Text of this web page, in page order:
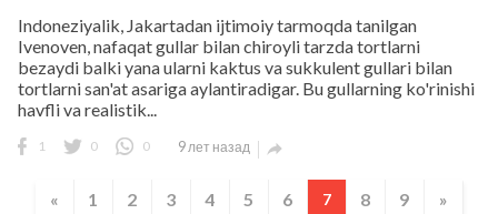
Indoneziyalik, Jakartadan ijtimoiy tarmoqda tanilgan
Ivenoven, nafaqat gullar bilan chiroyli tarzda tortlarni
bezaydi balki yana ularni kaktus va sukkulent gullari bilan
tortlarni san'at asariga aylantiradigar. Bu gullarning ko'rinishi
havfli va realistik...
1 0 0 9 лет назад 
« 1 2 3 4 5 6 7 8 9 »